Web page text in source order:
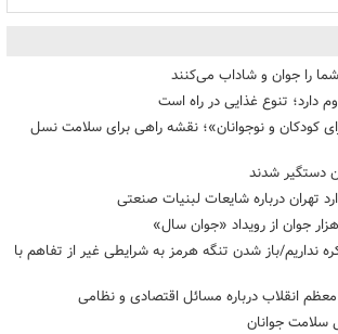
دارد؛ تنوع غذایی در راه است
کودکان و نوجوانان»؛ نقشه راهی برای سلامت نسل
دستگیر شدند
تهران درباره شایعات لبنیات صنعتی
نداریم/باز شدن تنگه هرمز به شرایطی غیر از تفاهم با
معظم انقلاب درباره مسائل اقتصادی و نظامی
جوانان